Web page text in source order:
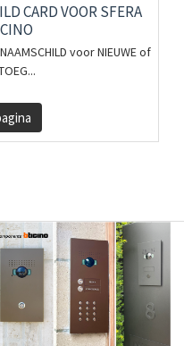
CARD VOOR SFERA
voor NIEUWE of